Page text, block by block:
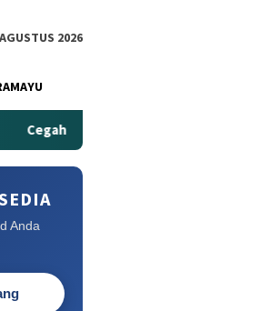
2026
Guru Ajak Masyarakat Bersatu
Anda